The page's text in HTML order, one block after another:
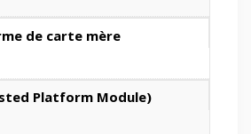
de carte mère
Platform Module)